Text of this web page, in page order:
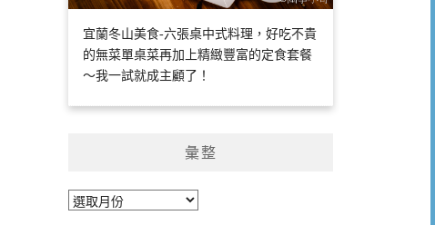
宜蘭冬山美食-六張桌中式料理，好吃不貴
的無菜單桌菜再加上精緻豐富的定食套餐
～我一試就成主顧了！
彙整
彙